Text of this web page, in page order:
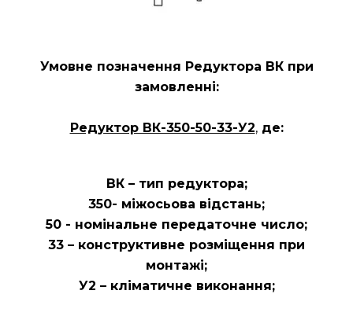
Умовне позначення Редуктора ВКпри
замовленні:
Редуктор ВК-350-50-33-У2,де:
ВК – тип редуктора;
350- міжосьова відстань;
50 - номінальне передаточне число;
33 – конструктивне розміщення при
монтажі;
У2 – кліматичне виконання;